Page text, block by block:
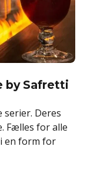
by Safretti
Deres
Fælles for alle
en form for